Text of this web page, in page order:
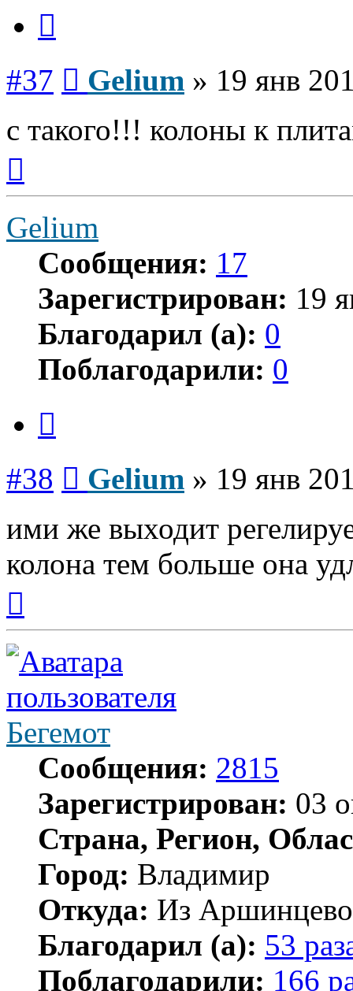
#37 Gelium » 19 янв
с такого!!! колоны к
началу
Gelium
Сообщения: 17
Зарегистрирован: 19
Благодарил (а): 0
Поблагодарили: 0
#38 Gelium » 19 янв
ими же выходит
колона тем больше она
началу
Бегемот
Сообщения: 2815
Зарегистрирован: 03
Страна, Регион,
Город: Владимир
Откуда: Из
Благодарил (а): 53
Поблагодарили: 166